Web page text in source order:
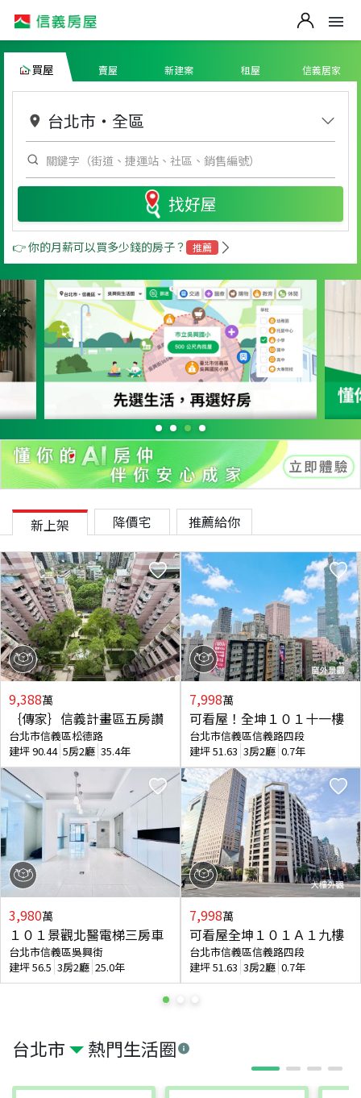
買屋 賣屋 新建案 租屋 信義居家
台北市 ・ 全區
找好屋
👉 你的月薪可以買多少錢的房子？ 推薦
台北市 熱門生活圈
新上架 降價宅 推薦給你
9,388萬
｛傳家｝信義計畫區五房讚
台北市信義區松德路
建坪90.44 5房2廳 35.4年
3,980萬
１０１景觀北醫電梯三房車
台北市信義區吳興街
建坪56.5 3房2廳 25.0年
7,998萬
可看屋！全坤１０１十一樓
台北市信義區信義路四段
建坪51.63 3房2廳 0.7年
7,998萬
可看屋全坤１０１Ａ１九樓
台北市信義區信義路四段
建坪51.63 3房2廳 0.7年